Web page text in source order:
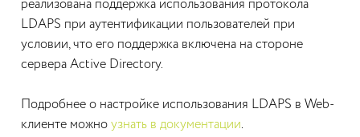
реализована поддержка использования протокола
LDAPS при аутентификации пользователей при
условии, что его поддержка включена на стороне
сервера Active Directory.
Подробнее о настройке использования LDAPS в Web-
клиенте можно узнать в документации.